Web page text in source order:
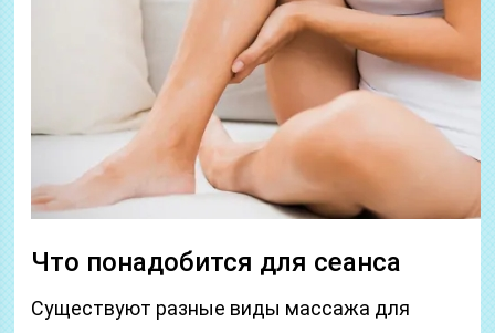
Что понадобится для сеанса
Существуют разные виды массажа для